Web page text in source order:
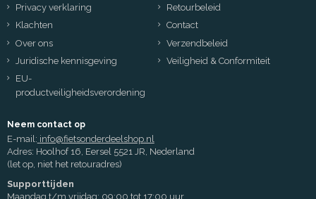
Privacy verklaring
Retourbeleid
Klachten
Contact
Over ons
Verzendbeleid
Juridische kennisgeving
Veiligheid & Conformiteit
EU-
productveiligheidsverordening
Neem contact op
E-mail: info@fietsonderdeelshop.nl
Adres: Hoolhof 16, Eersel 5521 JR, Nederland
(let op, niet het retouradres)
Supporttijden
Maandag t/m vrijdag: 09:00 tot 17:00 uur